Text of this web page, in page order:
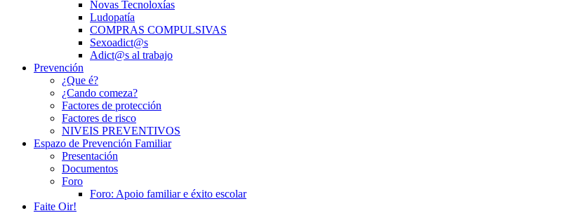
Novas Tecnoloxías
Ludopatía
COMPRAS COMPULSIVAS
Sexoadict@s
Adict@s al trabajo
Prevención
¿Que é?
¿Cando comeza?
Factores de protección
Factores de risco
NIVEIS PREVENTIVOS
Espazo de Prevención Familiar
Presentación
Documentos
Foro
Foro: Apoio familiar e éxito escolar
Faite Oir!